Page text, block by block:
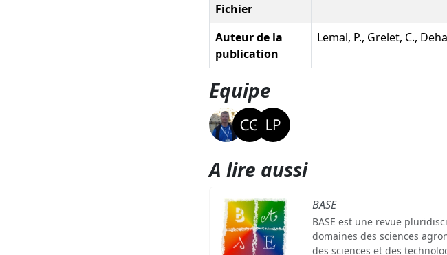
Fichier
Auteur de la
publication
Lemal, P., Grelet, C.,
Equipe
A lire aussi
BASE
BASE est une revue
domaines des sciences
des sciences et des